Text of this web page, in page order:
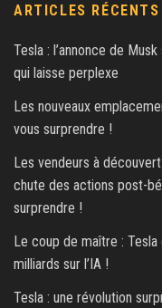
ARTICLES RÉCENTS
Tesla : l’annonce de
qui laisse perplexe
Les nouveaux
vous surprendre !
Les vendeurs à
chute des actions post-
surprendre !
Le coup de maître :
milliards sur l’IA !
Tesla : une révolution